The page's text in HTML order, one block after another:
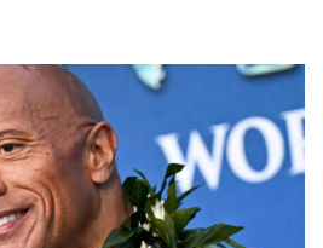
Tình yêu - Gia đình